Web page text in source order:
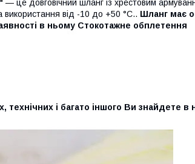
— це довговічний шланг із хрестовим
від -10 до +50 °C.. Шланг має
в ньому Стокотажне обплетення
і багато іншого Ви знайдете в